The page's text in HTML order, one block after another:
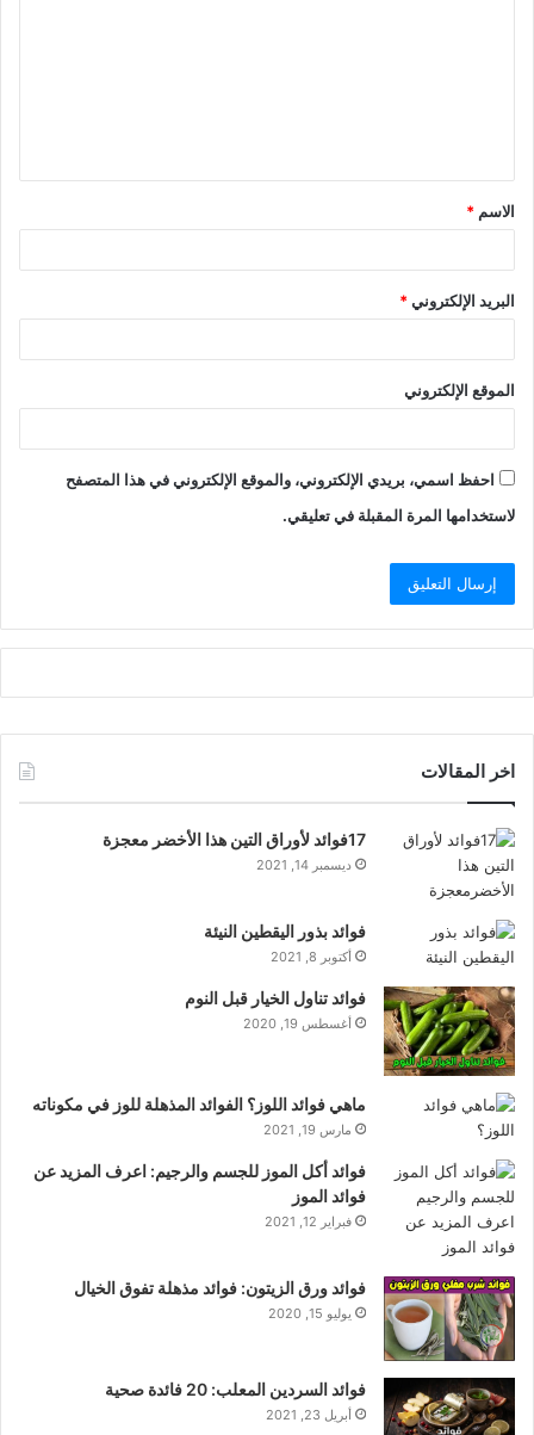
ق
*
الاسم *
البريد الإلكتروني*
الموقع الإلكتروني
احفظ اسمي، بريدي الإلكتروني، والموقع الإلكتروني في هذا المتصفح
لاستخدامها المرة المقبلة في تعليقي.
اخر المقالات
17فوائد لأوراق التين هذا الأخضر معجزة
ديسمبر 14, 2021
فوائد بذور اليقطين النيئة
أكتوبر 8, 2021
فوائد تناول الخيار قبل النوم
أغسطس 19, 2020
ماهي فوائد اللوز؟ الفوائد المذهلة للوز في مكوناته
مارس 19, 2021
فوائد أكل الموز للجسم والرجيم: اعرف المزيد عن
فوائد الموز
فبراير 12, 2021
فوائد ورق الزيتون: فوائد مذهلة تفوق الخيال
يوليو 15, 2020
فوائد السردين المعلب: 20 فائدة صحية
أبريل 23, 2021